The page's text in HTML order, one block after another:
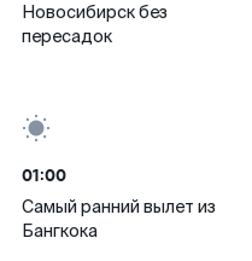
Новосибирск без
пересадок
01:00
Самый ранний вылет из
Бангкока